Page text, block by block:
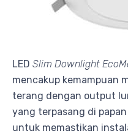
LED Slim Downlight
mencakup kemampuan
terang dengan output
yang terpasang di
untuk memastikan